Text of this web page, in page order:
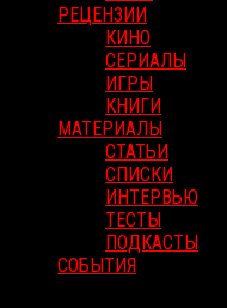
РЕЦЕНЗИИ
КИНО
СЕРИАЛЫ
ИГРЫ
КНИГИ
МАТЕРИАЛЫ
СТАТЬИ
СПИСКИ
ИНТЕРВЬЮ
ТЕСТЫ
ПОДКАСТЫ
СОБЫТИЯ